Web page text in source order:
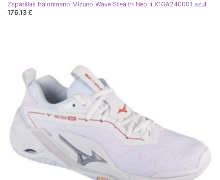
Zapatillas balonmano Mizuno Wave Stealth Neo Ii X1GA240001 azul
176,13 €